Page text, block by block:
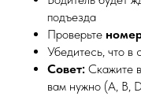
подъезда
Проверьте
Убедитесь, что в
Совет: Скажите
вам нужно (А, В,